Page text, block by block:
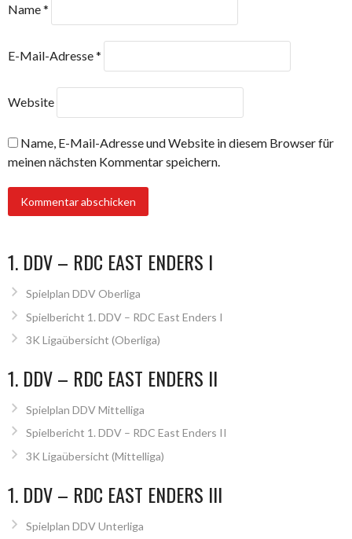
Name*
E-Mail-Adresse*
Website
Name, E-Mail-Adresse und Website in diesem Browser für
meinen nächsten Kommentar speichern.
1. DDV – RDC EAST ENDERS I
Spielplan DDV Oberliga
Spielbericht 1. DDV – RDC East Enders I
3K Ligaübersicht (Oberliga)
1. DDV – RDC EAST ENDERS II
Spielplan DDV Mittelliga
Spielbericht 1. DDV – RDC East Enders II
3K Ligaübersicht (Mittelliga)
1. DDV – RDC EAST ENDERS III
Spielplan DDV Unterliga